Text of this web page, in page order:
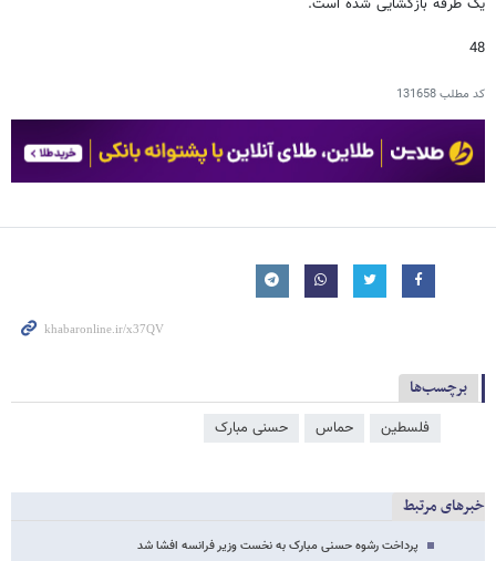
یک طرفه بازگشایی شده است.
48
کد مطلب131658
برچسب‌ها
فلسطین حماس حسنی مبارک
خبرهای مرتبط
پرداخت رشوه حسنی مبارک به نخست وزیر فرانسه افشا شد